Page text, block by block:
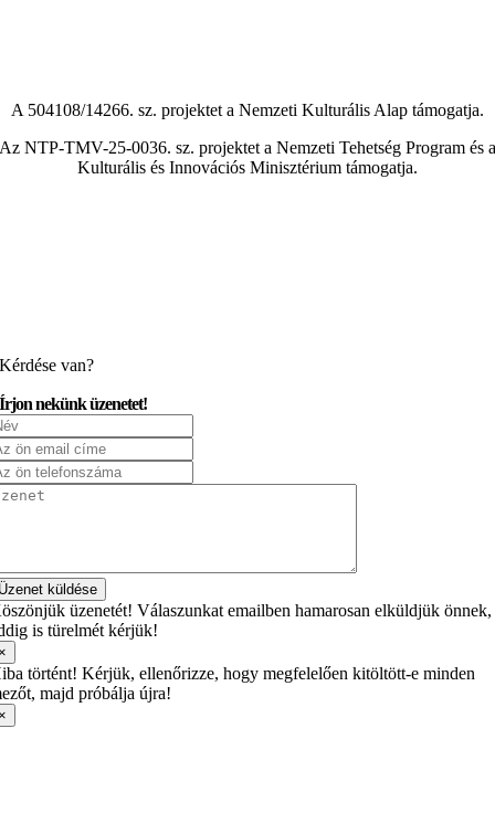
A 504108/14266. sz. projektet a Nemzeti Kulturális Alap támogatja.
Az NTP-TMV-25-0036. sz. projektet a Nemzeti Tehetség Program és a
Kulturális és Innovációs Minisztérium támogatja.
Kérdése van?
Írjon nekünk üzenetet!
küldése
üzenetét! Válaszunkat emailben hamarosan elküldjük önnek,
is türelmét kérjük!
történt! Kérjük, ellenőrizze, hogy megfelelően kitöltött-e minden
majd próbálja újra!